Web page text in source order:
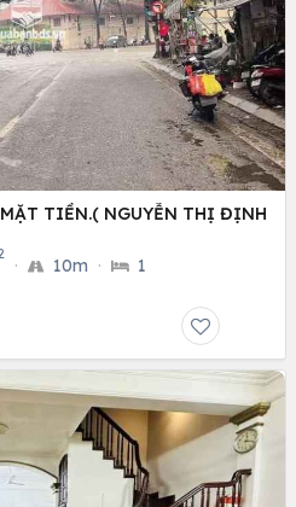
TIỀN.( NGUYỄN THỊ ĐỊNH
· 10m · 1